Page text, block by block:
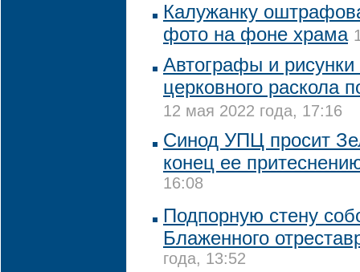
Калужанку
фото на фоне храма
Автографы и
церковного раскола
12 мая 2022 года, 17:16
Синод УПЦ просит
конец ее
16:08
Подпорную стену
Блаженного
года, 13:52